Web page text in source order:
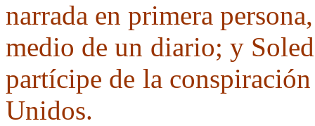
narrada en primera
medio de un diario; y
partícipe de la
Unidos.